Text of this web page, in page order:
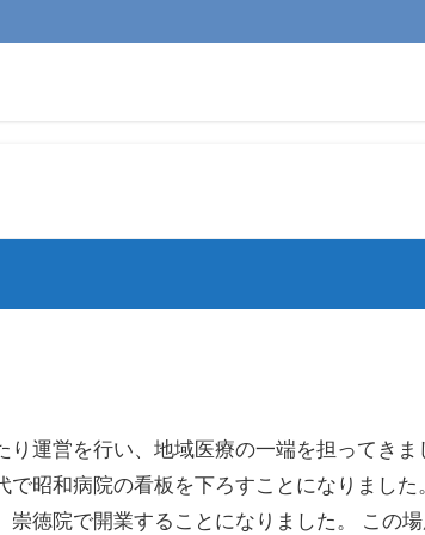
運営を行い、地域医療の一端を担ってきま
昭和病院の看板を下ろすことになりました
徳院で開業することになりました。 この